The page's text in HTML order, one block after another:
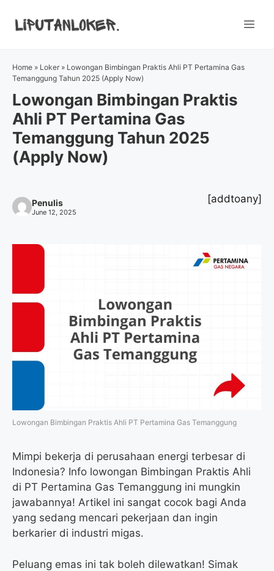
Home » Loker » Lowongan Bimbingan Praktis Ahli PT Pertamina Gas
Temanggung Tahun 2025 (Apply Now)
Lowongan Bimbingan Praktis
Ahli PT Pertamina Gas
Temanggung Tahun 2025
(Apply Now)
Penulis
June 12, 2025
[addtoany]
Lowongan Bimbingan Praktis Ahli PT Pertamina Gas Temanggung
Mimpi bekerja di perusahaan energi terbesar di
Indonesia? Info lowongan Bimbingan Praktis Ahli
di PT Pertamina Gas Temanggung ini mungkin
jawabannya! Artikel ini sangat cocok bagi Anda
yang sedang mencari pekerjaan dan ingin
berkarier di industri migas.
Peluang emas ini tak boleh dilewatkan! Simak